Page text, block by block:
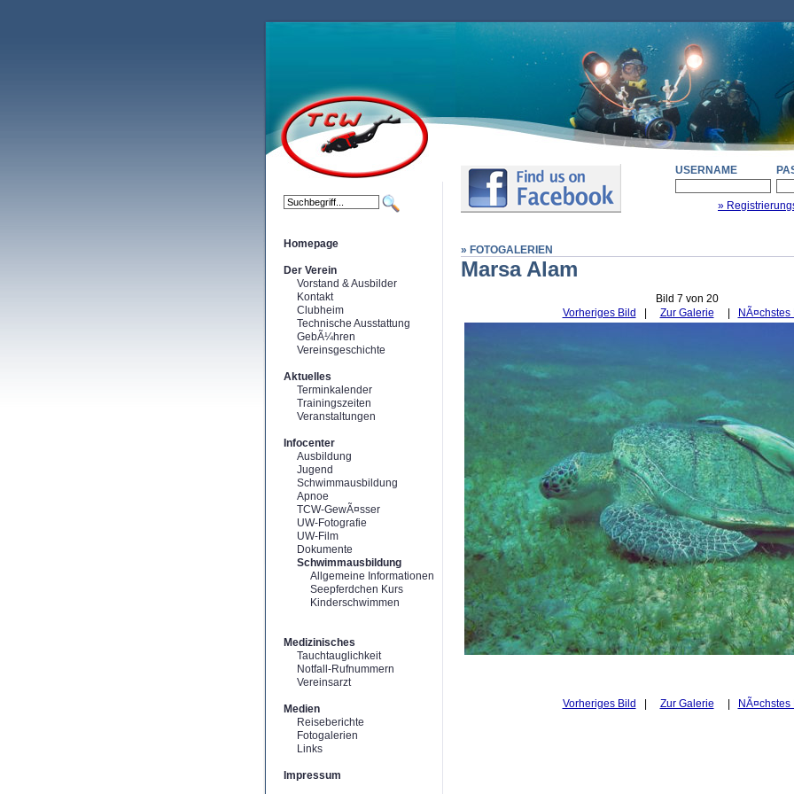
Homepage
Der Verein
Vorstand & Ausbilder
Kontakt
Clubheim
Technische Ausstattung
GebÃ¼hren
Vereinsgeschichte
Aktuelles
Terminkalender
Trainingszeiten
Veranstaltungen
Infocenter
Ausbildung
Jugend
Schwimmausbildung
Apnoe
TCW-GewÃ¤sser
UW-Fotografie
UW-Film
Dokumente
Schwimmausbildung
Allgemeine Informationen
Seepferdchen Kurs
Kinderschwimmen
Medizinisches
Tauchtauglichkeit
Notfall-Rufnummern
Vereinsarzt
Medien
Reiseberichte
Fotogalerien
Links
Impressum
USERNAME
»
» FOTOGALERIEN
Marsa Alam
Bild 7 von 20
Vorheriges Bild
Zur Galerie NÃ¤chstes
Vorheriges Bild Zur Galerie NÃ¤chstes